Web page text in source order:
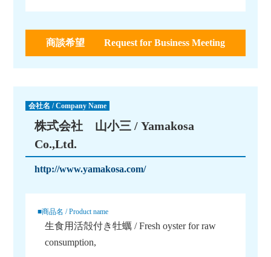
商談希望 Request for Business Meeting
会社名 / Company Name
株式会社 山小三 / Yamakosa
Co.,Ltd.
http://www.yamakosa.com/
■商品名 / Product name
生食用活殻付き牡蠣 / Fresh oyster for raw
consumption,